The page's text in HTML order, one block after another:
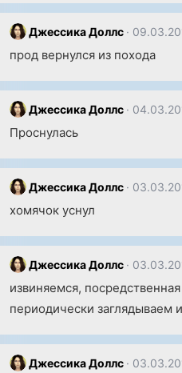
Джессика Доллс
прод вернулся из похода
Джессика Доллс
Проснулась
Джессика Доллс
хомячок уснул
Джессика Доллс
извиняемся,
периодически заглядываем
Джессика Доллс